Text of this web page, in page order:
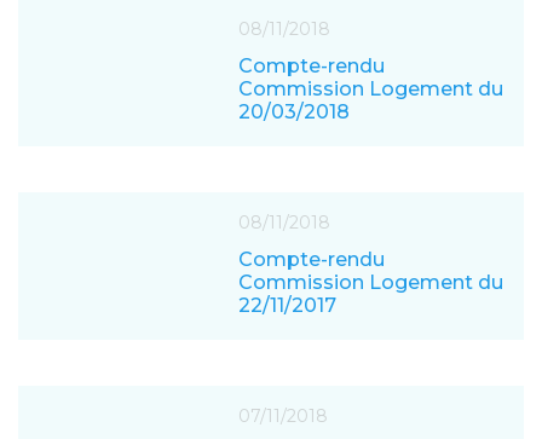
08/11/2018
Compte-rendu
Commission Logement du
20/03/2018
08/11/2018
Compte-rendu
Commission Logement du
22/11/2017
07/11/2018